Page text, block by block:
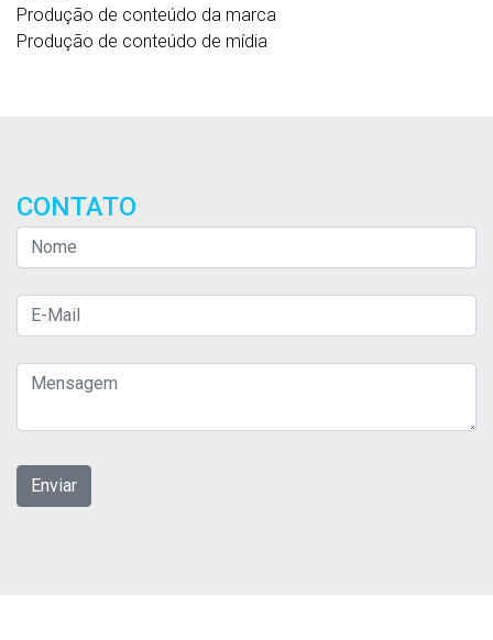
Produção de conteúdo da marca
Produção de conteúdo de mídia
CONTATO